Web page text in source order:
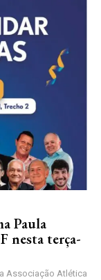
Paula
nesta terça-
Associação Atlética